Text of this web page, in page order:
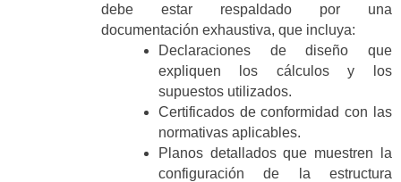
debe estar respaldado por una
documentación exhaustiva, que incluya:
Declaraciones de diseño que
expliquen los cálculos y los
supuestos utilizados.
Certificados de conformidad con las
normativas aplicables.
Planos detallados que muestren la
configuración de la estructura